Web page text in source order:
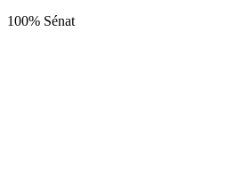
100% Sénat